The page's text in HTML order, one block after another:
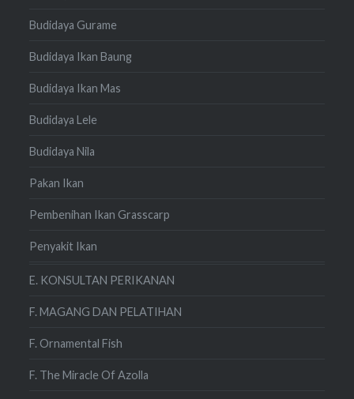
Budidaya Gurame
Budidaya Ikan Baung
Budidaya Ikan Mas
Budidaya Lele
Budidaya Nila
Pakan Ikan
Pembenihan Ikan Grasscarp
Penyakit Ikan
E. KONSULTAN PERIKANAN
F. MAGANG DAN PELATIHAN
F. Ornamental Fish
F. The Miracle Of Azolla